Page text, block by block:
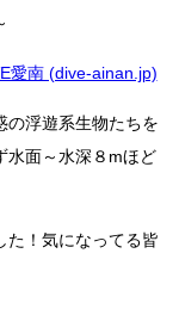
愛南 (dive-ainan.jp)
の浮遊系生物たちを
水面～水深８mほど
た！気になってる皆